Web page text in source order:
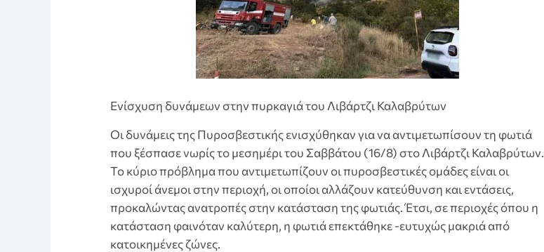
Ενίσχυση δυνάμεων στην πυρκαγιά του Λιβάρτζι Καλαβρύτων
Οι δυνάμεις της Πυροσβεστικής ενισχύθηκαν για να αντιμετωπίσουν τη φωτιά
που ξέσπασε νωρίς το μεσημέρι του Σαββάτου (16/8) στο Λιβάρτζι Καλαβρύτων.
Το κύριο πρόβλημα που αντιμετωπίζουν οι πυροσβεστικές ομάδες είναι οι
ισχυροί άνεμοι στην περιοχή, οι οποίοι αλλάζουν κατεύθυνση και εντάσεις,
προκαλώντας ανατροπές στην κατάσταση της φωτιάς. Έτσι, σε περιοχές όπου η
κατάσταση φαινόταν καλύτερη, η φωτιά επεκτάθηκε -ευτυχώς μακριά από
κατοικημένες ζώνες.